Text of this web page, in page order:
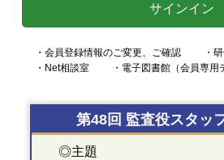
サインイン
・会員登録情報のご変更、ご確認
・
・Net相談室
・電子図書館（会員専
第48回 監査役スタッ
◎主題